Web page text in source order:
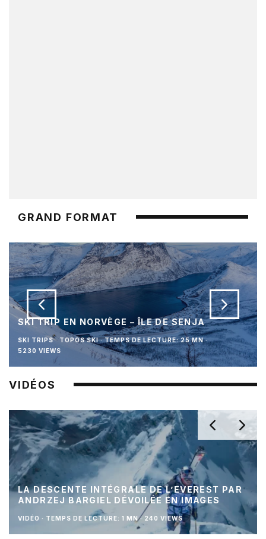
GRAND FORMAT
SKI TRIP EN NORVÈGE – ÎLE DE SENJA
SKI TRIPS TOPOS SKI · TEMPS DE LECTURE: 25 MN ·
5230 VIEWS
VIDÉOS
LA DESCENTE INTÉGRALE DE L’EVEREST PAR
ANDRZEJ BARGIEL DÉVOILÉE EN IMAGES
VIDÉO · TEMPS DE LECTURE: 1 MN · 240 VIEWS